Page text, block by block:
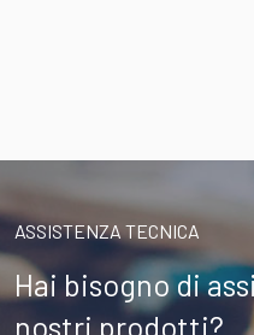
ASSISTENZA TECNICA
Hai bisogno di
nostri prodotti?